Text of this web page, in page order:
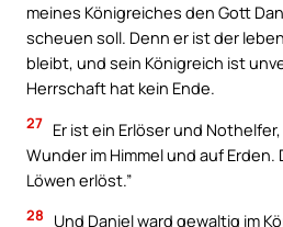
meines Königreiches den Gott
scheuen soll. Denn er ist der
bleibt, und sein Königreich ist
Herrschaft hat kein Ende.
27 Er ist ein Erlöser und
Wunder im Himmel und auf Erden.
Löwen erlöst.”
28
Und Daniel ward gewaltig im